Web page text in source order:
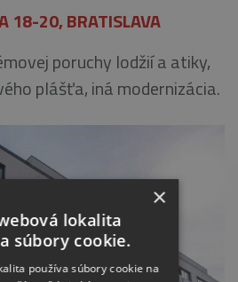
18-20, BRATISLAVA
poruchy lodžií a atiky,
plášťa, iná modernizácia.
×
lokalita
súbory cookie.
používa súbory cookie na